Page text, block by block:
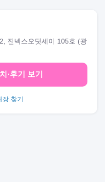
진넥스오딧세이 105호 (광
·후기 보기
찾기